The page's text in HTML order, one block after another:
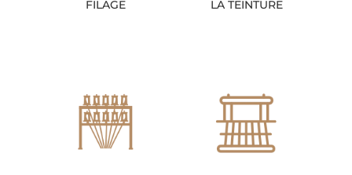
FILAGE LA TEINTURE